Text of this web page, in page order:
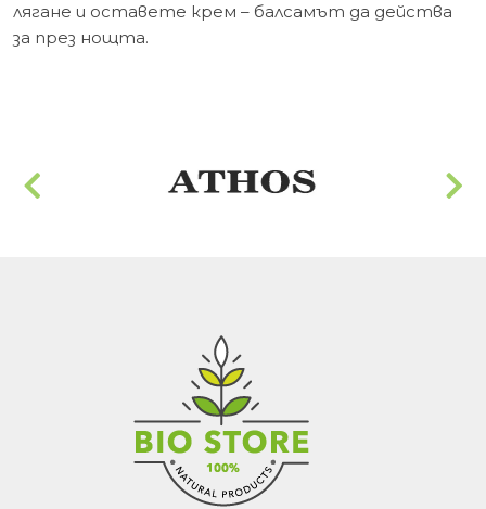
лягане и оставете крем – балсамът да действа
за през нощта.